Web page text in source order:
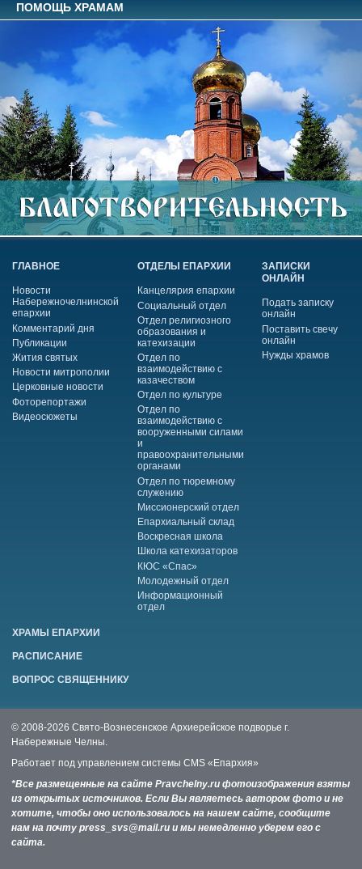
ПОМОЩЬ ХРАМАМ
ГЛАВНОЕ
Новости
Набережночелнинской
епархии
Комментарий дня
Публикации
Жития святых
Новости митрополии
Церковные новости
Фоторепортажи
Видеосюжеты
ОТДЕЛЫ ЕПАРХИИ
Канцелярия епархии
Социальный отдел
Отдел религиозного
образования и
катехизации
Отдел по
взаимодействию с
казачеством
Отдел по культуре
Отдел по
взаимодействию с
вооруженными силами
и
правоохранительными
органами
Отдел по тюремному
служению
Миссионерский отдел
Епархиальный склад
Воскресная школа
Школа катехизаторов
КЮС «Спас»
Молодежный отдел
Информационный
отдел
ЗАПИСКИ
ОНЛАЙН
Подать записку
онлайн
Поставить свечу
онлайн
Нужды храмов
ХРАМЫ ЕПАРХИИ
РАСПИСАНИЕ
ВОПРОС СВЯЩЕННИКУ
© 2008-2026 Свято-Вознесенское Архиерейское подворье г.
Набережные Челны.
Работает под управлением системы CMS «Епархия»
*Все размещенные на сайте Pravchelny.ru фотоизображения взяты
из открытых источников. Если Вы являетесь автором фото и не
хотите, чтобы оно использовалось на нашем сайте, сообщите
нам на почту press_svs@mail.ru и мы немедленно уберем его с
сайта.